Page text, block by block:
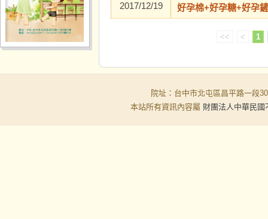
2017/12/19 好孕棉+好孕糖+好孕
<< < 1
院址：台中市北屯區昌平路一
本站所有資訊內容屬 財團法人中華民國